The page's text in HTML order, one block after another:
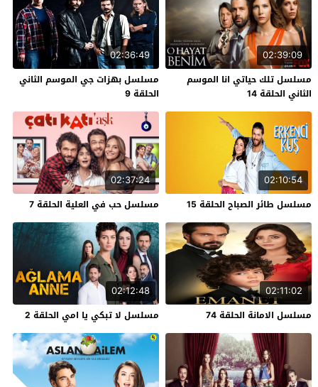
02:39:09
مسلسل تلك حياتي انا الموسم
الثاني الحلقة 14
02:36:49
مسلسل بهزات جي الموسم الثاني
الحلقة 9
02:10:54
مسلسل طائر الصباح الحلقة 15
02:37:24
مسلسل حب في العلية الحلقة 7
02:11:02
مسلسل الامانة الحلقة 74
02:12:48
مسلسل لا تبكي يا امي الحلقة 2